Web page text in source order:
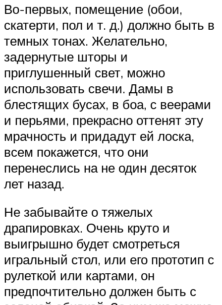
Во-первых, помещение (обои,
скатерти, пол и т. д.) должно быть в
темных тонах. Желательно,
задернутые шторы и
приглушенный свет, можно
использовать свечи. Дамы в
блестящих бусах, в боа, с веерами
и перьями, прекрасно оттенят эту
мрачность и придадут ей лоска,
всем покажется, что они
перенеслись на не один десяток
лет назад.
Не забывайте о тяжелых
драпировках. Очень круто и
выигрышно будет смотреться
игральный стол, или его прототип с
рулеткой или картами, он
предпочтительно должен быть с